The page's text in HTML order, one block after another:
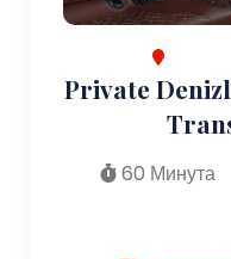
Private
60 Минута